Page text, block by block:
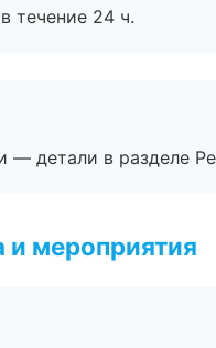
течение 24 ч.
— детали в разделе
мероприятия